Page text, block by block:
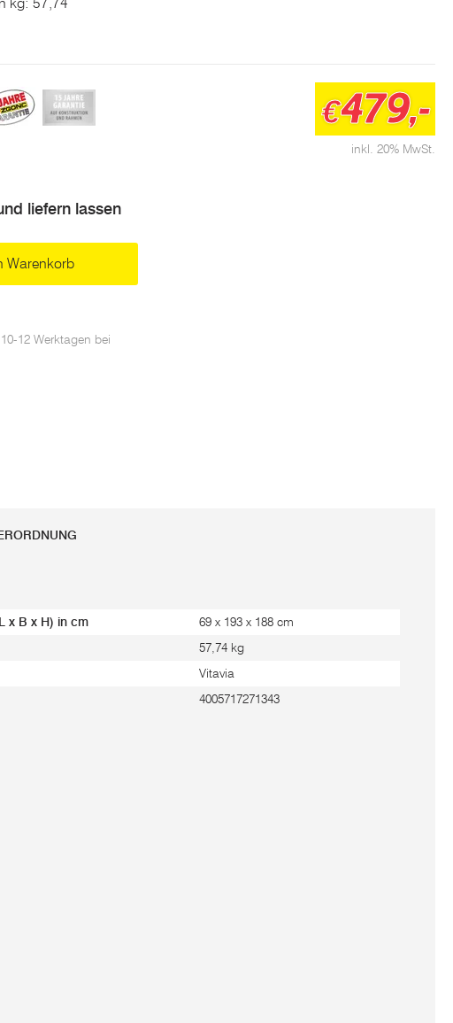
inkl. 20% MwSt.
€479,-
liefern lassen
Warenkorb
12 Werktagen bei
x B x H) in cm 69 x 193 x 188 cm
57,74 kg
Vitavia
4005717271343